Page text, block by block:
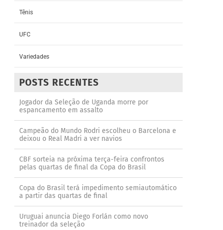
Tênis
UFC
Variedades
POSTS RECENTES
Jogador da Seleção de Uganda morre por
espancamento em assalto
Campeão do Mundo Rodri escolheu o Barcelona e
deixou o Real Madri a ver navios
CBF sorteia na próxima terça-feira confrontos
pelas quartas de final da Copa do Brasil
Copa do Brasil terá impedimento semiautomático
a partir das quartas de final
Uruguai anuncia Diego Forlán como novo
treinador da seleção